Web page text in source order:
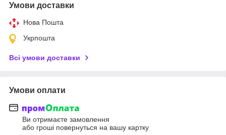
Умови доставки
Нова Пошта
Укрпошта
Всі умови доставки
Умови оплати
Ви отримаєте замовлення
або гроші повернуться на вашу картку